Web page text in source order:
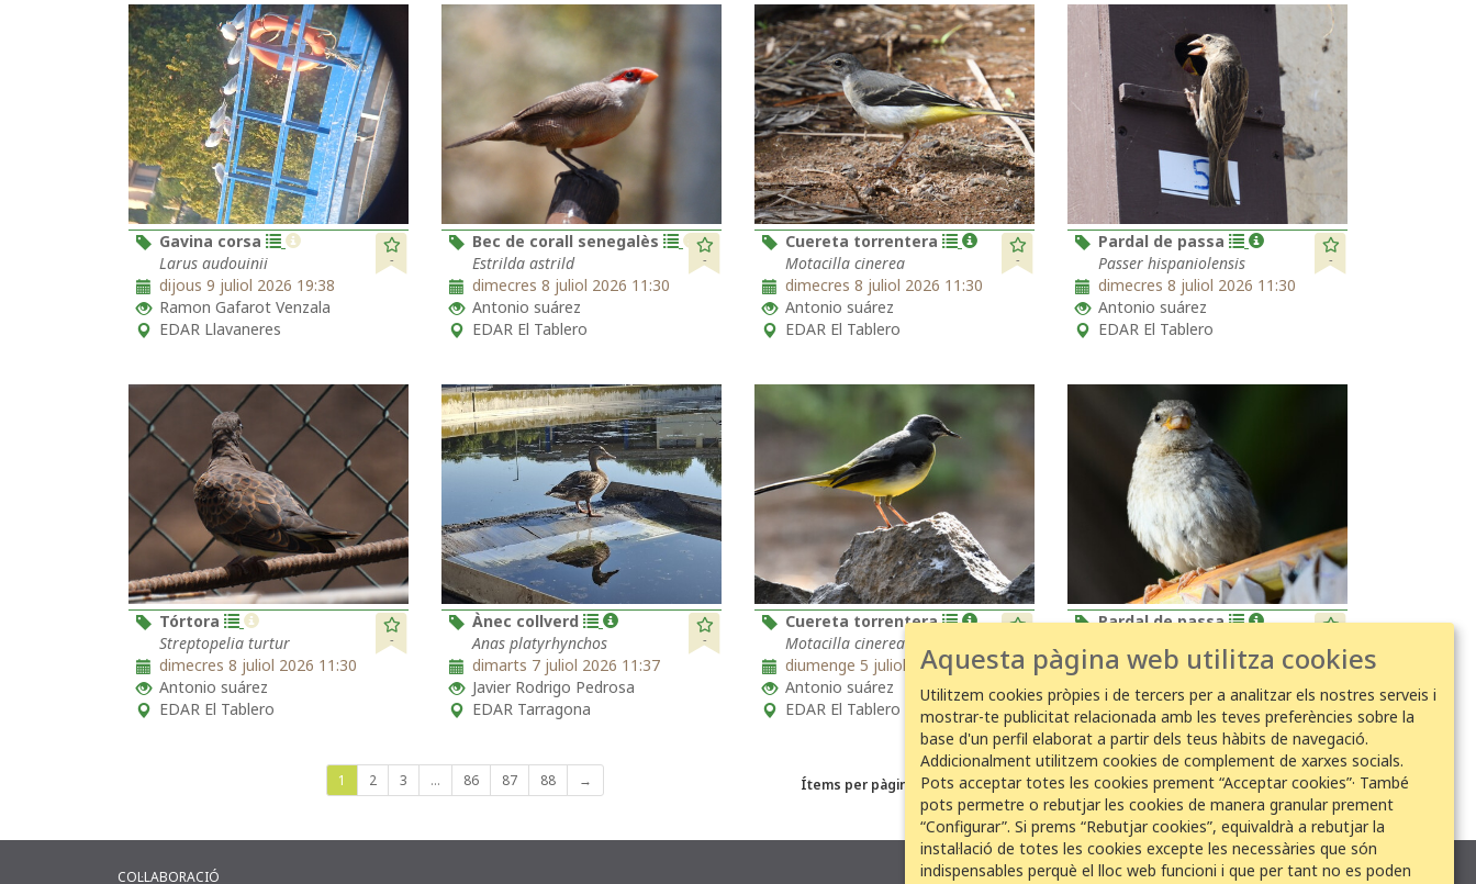
-
Gavina corsa
Larus audouinii
dijous 9 juliol 2026 19:38
Ramon Gafarot Venzala
EDAR Llavaneres
-
Bec de corall senegalès
Estrilda astrild
dimecres 8 juliol 2026 11:30
Antonio suárez
EDAR El Tablero
-
Cuereta torrentera
Motacilla cinerea
dimecres 8 juliol 2026 11:30
Antonio suárez
EDAR El Tablero
-
Pardal de passa
Passer hispaniolensis
dimecres 8 juliol 2026 11:30
Antonio suárez
EDAR El Tablero
-
Tórtora
Streptopelia turtur
dimecres 8 juliol 2026 11:30
Antonio suárez
EDAR El Tablero
-
Ànec collverd
Anas platyrhynchos
dimarts 7 juliol 2026 11:37
Javier Rodrigo Pedrosa
EDAR Tarragona
Cuereta torrentera
Motacilla cinerea
diumenge 5 juliol 2026 9:30
Antonio suárez
EDAR El Tablero
Pardal de passa
diumenge 5 juliol 2026 9:30
Antonio suárez
EDAR El Tablero
1 2 3 ... 86 87 88 → Ítems per pàgina
COL·LABORACIÓ
Aquesta pàgina web utilitza cookies
Utilitzem cookies pròpies i de tercers per a analitzar els nostres serveis i
mostrar-te publicitat relacionada amb les teves preferències sobre la
base d'un perfil elaborat a partir dels teus hàbits de navegació.
Addicionalment utilitzem cookies de complement de xarxes socials.
Pots acceptar totes les cookies prement “Acceptar cookies”· També
pots permetre o rebutjar les cookies de manera granular prement
“Configurar”. Si prems “Rebutjar cookies”, equivaldrà a rebutjar la
instal·lació de totes les cookies excepte les necessàries que són
indispensables perquè el lloc web funcioni i que per tant no es poden